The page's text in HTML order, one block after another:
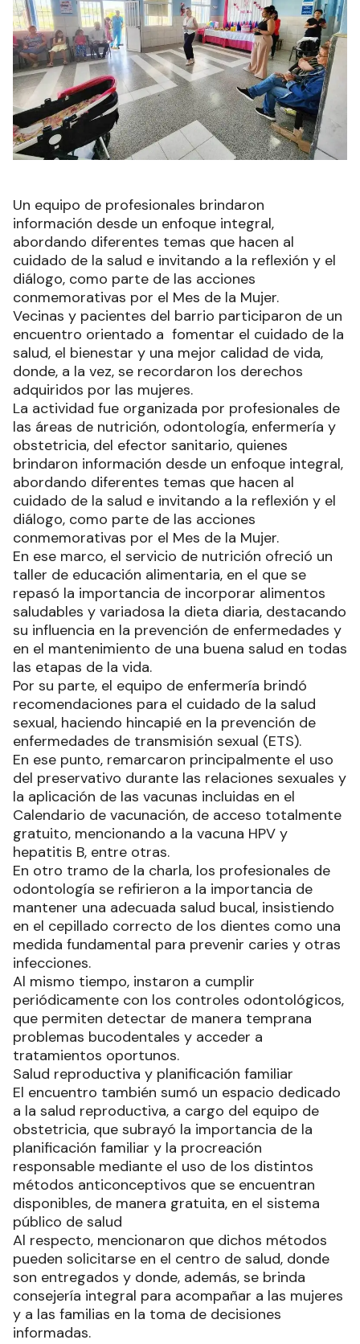
Un equipo de profesionales brindaron
información desde un enfoque integral,
abordando diferentes temas que hacen al
cuidado de la salud e invitando a la reflexión y el
diálogo, como parte de las acciones
conmemorativas por el Mes de la Mujer.
Vecinas y pacientes del barrio participaron de un
encuentro orientado a fomentar el cuidado de la
salud, el bienestar y una mejor calidad de vida,
donde, a la vez, se recordaron los derechos
adquiridos por las mujeres.
La actividad fue organizada por profesionales de
las áreas de nutrición, odontología, enfermería y
obstetricia, del efector sanitario, quienes
brindaron información desde un enfoque integral,
abordando diferentes temas que hacen al
cuidado de la salud e invitando a la reflexión y el
diálogo, como parte de las acciones
conmemorativas por el Mes de la Mujer.
En ese marco, el servicio de nutrición ofreció un
taller de educación alimentaria, en el que se
repasó la importancia de incorporar alimentos
saludables y variadosa la dieta diaria, destacando
su influencia en la prevención de enfermedades y
en el mantenimiento de una buena salud en todas
las etapas de la vida.
Por su parte, el equipo de enfermería brindó
recomendaciones para el cuidado de la salud
sexual, haciendo hincapié en la prevención de
enfermedades de transmisión sexual (ETS).
En ese punto, remarcaron principalmente el uso
del preservativo durante las relaciones sexuales y
la aplicación de las vacunas incluidas en el
Calendario de vacunación, de acceso totalmente
gratuito, mencionando a la vacuna HPV y
hepatitis B, entre otras.
En otro tramo de la charla, los profesionales de
odontología se refirieron a la importancia de
mantener una adecuada salud bucal, insistiendo
en el cepillado correcto de los dientes como una
medida fundamental para prevenir caries y otras
infecciones.
Al mismo tiempo, instaron a cumplir
periódicamente con los controles odontológicos,
que permiten detectar de manera temprana
problemas bucodentales y acceder a
tratamientos oportunos.
Salud reproductiva y planificación familiar
El encuentro también sumó un espacio dedicado
a la salud reproductiva, a cargo del equipo de
obstetricia, que subrayó la importancia de la
planificación familiar y la procreación
responsable mediante el uso de los distintos
métodos anticonceptivos que se encuentran
disponibles, de manera gratuita, en el sistema
público de salud
Al respecto, mencionaron que dichos métodos
pueden solicitarse en el centro de salud, donde
son entregados y donde, además, se brinda
consejería integral para acompañar a las mujeres
y a las familias en la toma de decisiones
informadas.